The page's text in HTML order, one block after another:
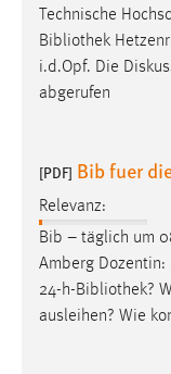
Technische
Bibliothek
i.d.Opf. Die
abgerufen
[PDF] Bib fuer
Relevanz:
Bib – täglich um
Amberg
24-h-Bibliothek?
ausleihen? Wie